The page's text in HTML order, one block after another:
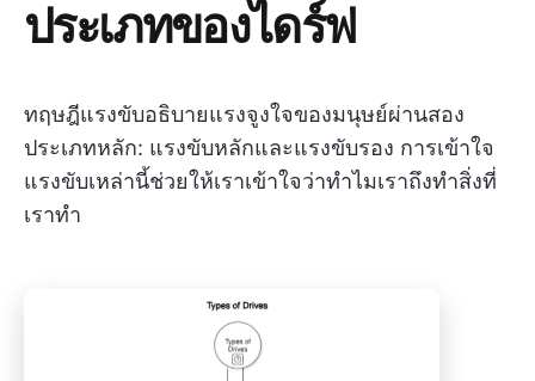
ประเภทของไดร์ฟ
ทฤษฎีแรงขับอธิบายแรงจูงใจของมนุษย์ผ่านสอง
ประเภทหลัก: แรงขับหลักและแรงขับรอง การเข้าใจ
แรงขับเหล่านี้ช่วยให้เราเข้าใจว่าทำไมเราถึงทำสิ่งที่
เราทำ